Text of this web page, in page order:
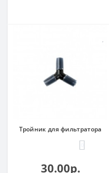
Тройник для фильтратора
30.00р.